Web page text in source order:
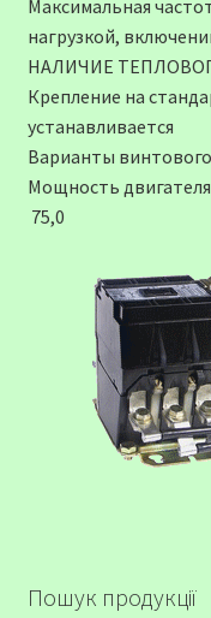
Максимальная
нагрузкой,
НАЛИЧИЕ
Крепление на
устанавливается
Варианты
Мощность
75,0
Пошук продукції